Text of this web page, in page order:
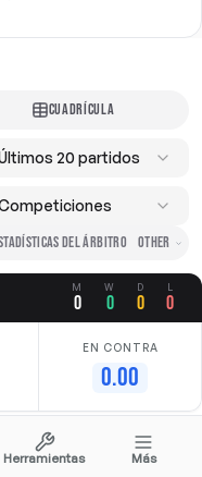
CUADRÍCULA
20 partidos
DEL ÁRBITRO
M
0
W
0
D
0
L
0
EN CONTRA
0.00
Herramientas Más